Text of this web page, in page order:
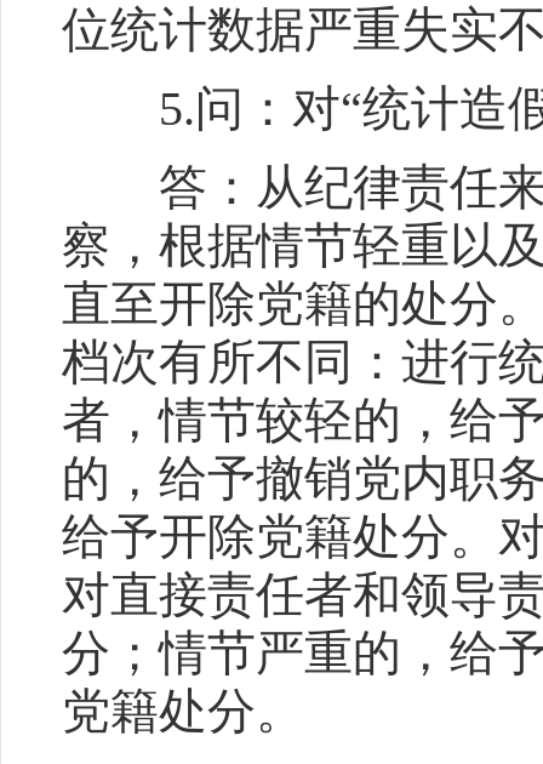
位统计数据严重失实
5.问：对“统计造假
答：从纪律责任来
察，根据情节轻重以
直至开除党籍的处分
档次有所不同：进行
者，情节较轻的，给
的，给予撤销党内职
给予开除党籍处分。
对直接责任者和领导
分；情节严重的，给
党籍处分。